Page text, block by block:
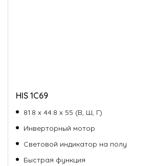
HIS 1C69
81.8 х 44.8 х 55 (В, Ш, Г)
Инверторный мотор
Световой индикатор на полу
Быстрая функция